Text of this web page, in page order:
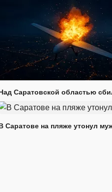
Саратовской областью
Саратове на пляже утонул